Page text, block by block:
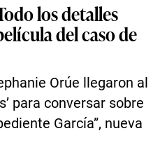
los detalles
del caso de
Orúe llegaron al
para conversar sobre
García”, nueva